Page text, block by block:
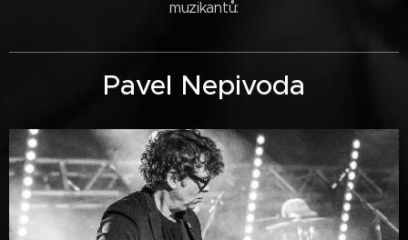
muzikantů:
Pavel Nepivoda